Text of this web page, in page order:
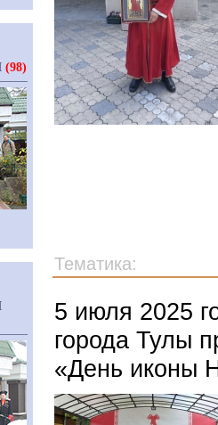
Тематика:
5 июля 2025
города Тулы
«День иконы
(98)